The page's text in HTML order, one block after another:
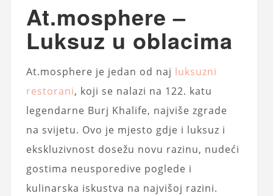
At.mosphere –
Luksuz u oblacima
At.mosphere je jedan od naj luksuzni
restorani, koji se nalazi na 122. katu
legendarne Burj Khalife, najviše zgrade
na svijetu. Ovo je mjesto gdje i luksuz i
ekskluzivnost dosežu novu razinu, nudeći
gostima neusporedive poglede i
kulinarska iskustva na najvišoj razini.